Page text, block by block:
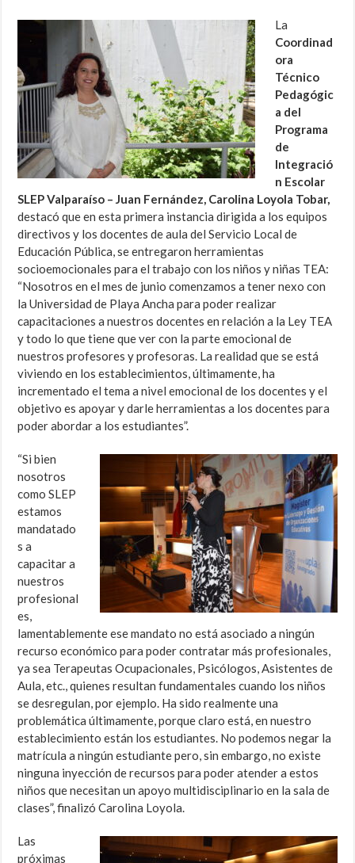
La
Coordinad
ora
Técnico
Pedagógic
a del
Programa
de
Integració
n Escolar
SLEP Valparaíso – Juan Fernández, Carolina Loyola Tobar,
destacó que en esta primera instancia dirigida a los equipos
directivos y los docentes de aula del Servicio Local de
Educación Pública, se entregaron herramientas
socioemocionales para el trabajo con los niños y niñas TEA:
“Nosotros en el mes de junio comenzamos a tener nexo con
la Universidad de Playa Ancha para poder realizar
capacitaciones a nuestros docentes en relación a la Ley TEA
y todo lo que tiene que ver con la parte emocional de
nuestros profesores y profesoras. La realidad que se está
viviendo en los establecimientos, últimamente, ha
incrementado el tema a nivel emocional de los docentes y el
objetivo es apoyar y darle herramientas a los docentes para
poder abordar a los estudiantes”.
“Si bien
nosotros
como SLEP
estamos
mandatado
s a
capacitar a
nuestros
profesional
es,
lamentablemente ese mandato no está asociado a ningún
recurso económico para poder contratar más profesionales,
ya sea Terapeutas Ocupacionales, Psicólogos, Asistentes de
Aula, etc., quienes resultan fundamentales cuando los niños
se desregulan, por ejemplo. Ha sido realmente una
problemática últimamente, porque claro está, en nuestro
establecimiento están los estudiantes. No podemos negar la
matrícula a ningún estudiante pero, sin embargo, no existe
ninguna inyección de recursos para poder atender a estos
niños que necesitan un apoyo multidisciplinario en la sala de
clases”, finalizó Carolina Loyola.
Las
próximas